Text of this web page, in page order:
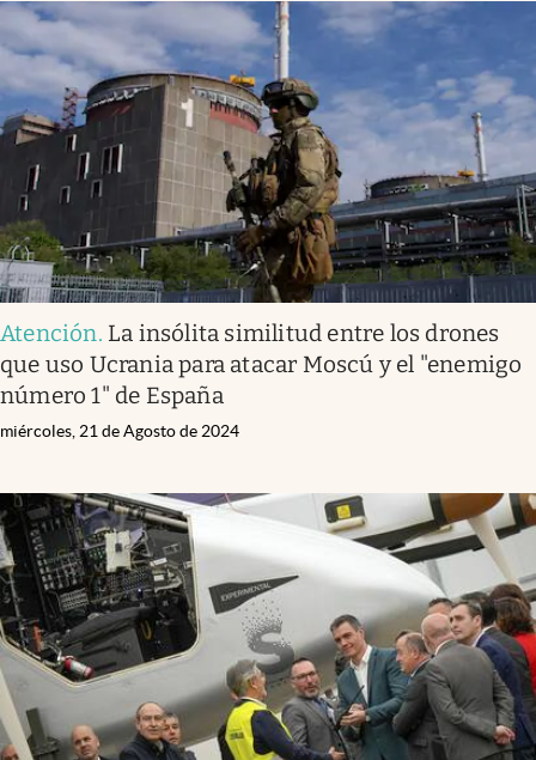
Atención. La insólita similitud entre los drones
que uso Ucrania para atacar Moscú y el "enemigo
número 1" de España
miércoles, 21 de Agosto de 2024